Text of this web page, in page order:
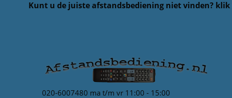
Kunt u de juiste afstandsbediening niet vinden?
020-6007480 ma t/m vr 11:00 - 15:00